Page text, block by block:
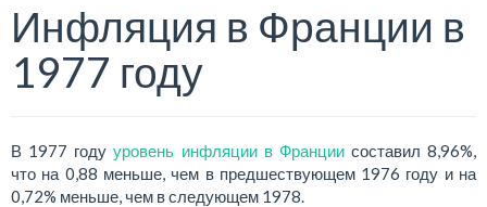
Инфляция в Франции в
1977 году
В 1977 годууровень инфляции в Франциисоставил 8,96%,
что на 0,88 меньше, чем в предшествующем 1976 году и на
0,72% меньше, чем в следующем 1978.